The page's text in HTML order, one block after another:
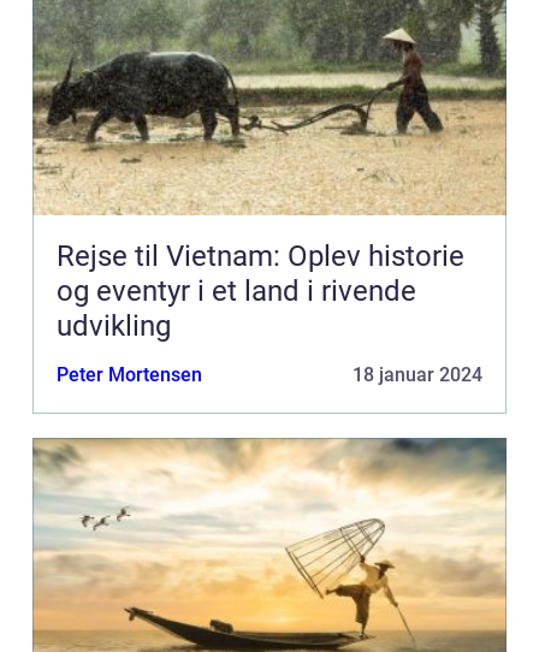
Rejse til Vietnam: Oplev historie
og eventyr i et land i rivende
udvikling
Peter Mortensen 18 januar 2024